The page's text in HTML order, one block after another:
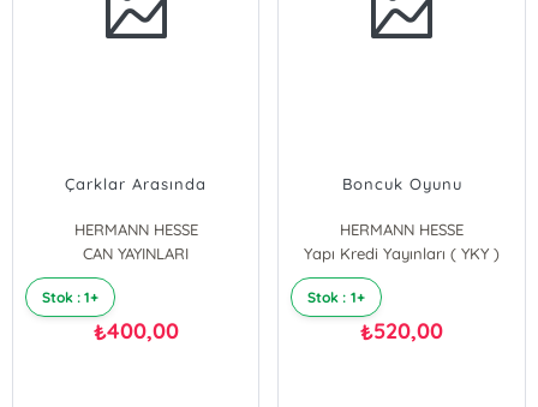
Çarklar Arasında
HERMANN HESSE
CAN YAYINLARI
Stok : 1+
₺400,00
Boncuk Oyunu
HERMANN HESSE
Yapı Kredi Yayınları ( YKY )
Stok : 1+
₺520,00